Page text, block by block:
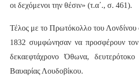
οι δεχόμενοι την θέσιν» (τ.α΄., σ. 461).
Τέλος με το Πρωτόκολλο του Λονδίνου
1832 συμφώνησαν να προσφέρουν
δεκαεφτάχρονο Όθωνα,
Βαυαρίας Λουδοβίκου.